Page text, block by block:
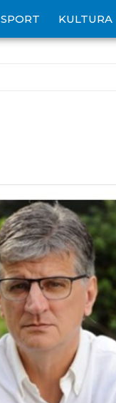
SPORT KULTURA